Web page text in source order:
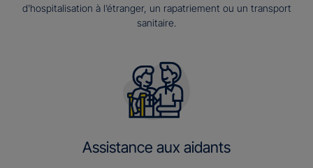
d’hospitalisation à l’étranger, un rapatriement ou un transport
sanitaire.
Assistance aux aidants